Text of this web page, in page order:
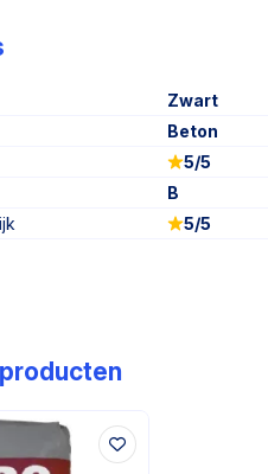
Zwart
Beton
5/5
B
5/5